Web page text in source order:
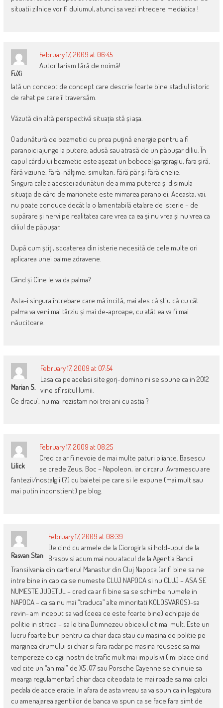
situatii zilnice vor fi duiumul, atunci sa vezi intrecere mediatica !
FuXi
February 17, 2009 at 06:45
Autoritarism fără de noimă!
Iată un concept de concept care descrie foarte bine stadiul istoric
de rahat pe care îl traversăm.
Văzută din altă perspectivă situația stă și așa.
O adunătură de bezmetici cu prea puțină energie pentru a fi
paranoici ajunge la putere, adusă sau atrasă de un păpușar diliu. În
capul cârdului bezmetic este așezat un bobocel gargaragiu, fara șiră,
fără viziune, fără-nălțime, simultan, fără păr și fără chelie.
Singura cale a acestei adunături de a mima puterea și disimula
situația de cârd de marionete este mimarea paranoiei. Aceasta, vai,
nu poate conduce decât la o lamentabilă etalare de isterie – de
supărare și nervi pe realitatea care vrea ca ea și nu vrea și nu vrea ca
diliul de păpușar.
După cum știți, scoaterea din isterie necesită de cele multe ori
aplicarea unei palme zdravene.
Când și Cine le va da palma?
Asta-i singura întrebare care mă incită, mai ales că știu că cu cât
palma va veni mai târziu și mai de-aproape, cu atât ea va fi mai
năucitoare.
Marian S.
February 17, 2009 at 07:54
Lasa ca pe acelasi site gorj-domino ni se spune ca in 2012
vine sfirsitul lumii.
Ce dracu`, nu mai rezistam noi trei ani cu astia ?
Lilick
February 17, 2009 at 08:25
Cred ca ar fi nevoie de mai multe paturi pliante. Basescu
se crede Zeus, Boc – Napoleon, iar circarul Avramescu are
fantezii/nostalgii (?) cu baietei pe care si le expune (mai mult sau
mai putin inconstient) pe blog.
Rasvan Stan
February 17, 2009 at 08:39
De cind cu armele de la Ciorogirla si hold-upul de la
Brasov si acum mai nou atacul de la Agentia Bancii
Transilvania din cartierul Manastur din Cluj Napoca (ar fi bine sa ne
intre bine in cap ca se numeste CLUJ NAPOCA si nu CLUJ – ASA SE
NUMESTE JUDETUL – cred ca ar fi bine sa se schimbe numele in
NAPOCA – ca sa nu mai “traduca” alte minoritati KOLOSVAROS)-sa
revin- am inceput sa vad (ceea ce este foarte bine) echipaje de
politie in strada – sa le tina Dumnezeu obiceiul cit mai mult. Este un
lucru foarte bun pentru ca chiar daca stau cu masina de politie pe
marginea drumului si chiar si fara radar pe masina reusesc sa mai
tempereze colegii nostri de trafic mult mai impulsivi (imi place cind
vad cite un “animal” de X5 ,Q7 sau Porsche Cayenne se chinuie sa
mearga regulamentar) chiar daca citeodata te mai roade sa mai calci
pedala de acceleratie. In afara de asta vreau sa va spun ca in legatura
cu amenajarea agentiilor de banca va spun ca se face fara simt de